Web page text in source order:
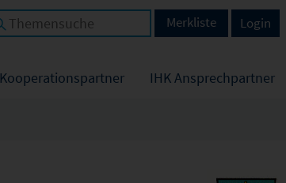
Kooperationspartner IHK Ansprechpartner
Login
Merkliste